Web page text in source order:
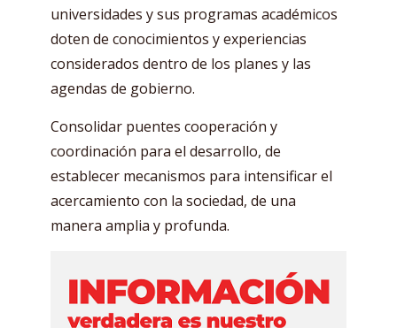
universidades y sus programas académicos
doten de conocimientos y experiencias
considerados dentro de los planes y las
agendas de gobierno.
Consolidar puentes cooperación y
coordinación para el desarrollo, de
establecer mecanismos para intensificar el
acercamiento con la sociedad, de una
manera amplia y profunda.